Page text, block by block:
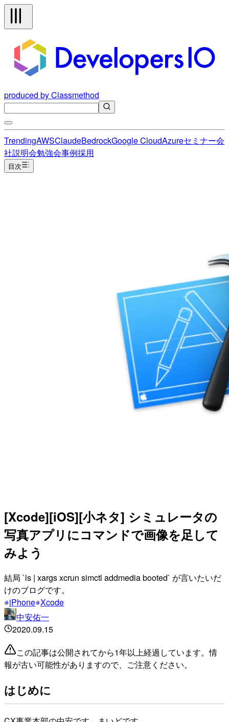
produced by Classmethod
TrendingAWSClaudeBedrockGoogle CloudAzureセミナー会
社説明会勉強会事例採用
目次
[Xcode][iOS][小ネタ] シミュレータの
写真アプリにコマンドで画像を足して
みよう
結局 `ls | xargs xcrun simctl addmedia booted` が言いたいだ
けのブログです。
iPhone Xcode
中安佑一
2020.09.15
この記事は公開されてから1年以上経過しています。情
報が古い可能性がありますので、ご注意ください。
はじめに